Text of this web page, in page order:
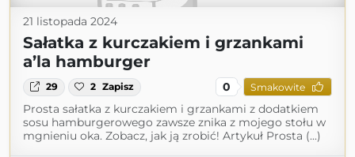
21 listopada 2024
Sałatka z kurczakiem i grzankami
a’la hamburger
29 2 Zapisz 0 Smakowite
Prosta sałatka z kurczakiem i grzankami z dodatkiem
sosu hamburgerowego zawsze znika z mojego stołu w
mgnieniu oka. Zobacz, jak ją zrobić! Artykuł Prosta (...)